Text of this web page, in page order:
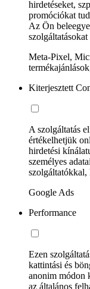
hirdetéseket,
promóciókat
Az Ön
Meta-Pixel,
Kiterjesztett
A szolgáltatás
értékelhetjük
hirdetési
személyes
szolgáltatókkal,
Google Ads
Performance
Ezen
kattintási és
anonim módon
az általános